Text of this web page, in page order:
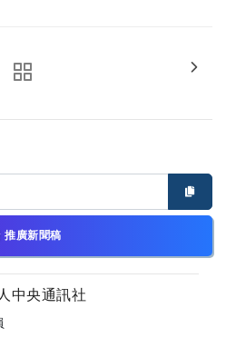
推廣新聞稿
中央通訊社